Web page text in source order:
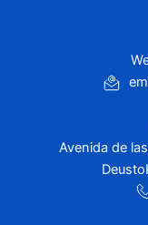
Avenida de